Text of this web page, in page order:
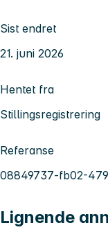
Sist endret
21. juni 2026
Hentet fra
Stillingsregistrering
Referanse
08849737-fb02-
Lignende